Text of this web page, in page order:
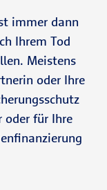
immer dann
Ihrem Tod
Meistens
oder Ihre
oder für Ihre